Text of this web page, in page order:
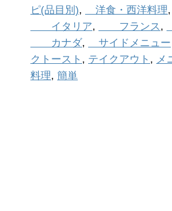
ピ(品目別), 洋食・西洋料理,
イタリア, フランス ,
カナダ, サイドメニュー
クトースト , テイクアウト , メ
料理, 簡単